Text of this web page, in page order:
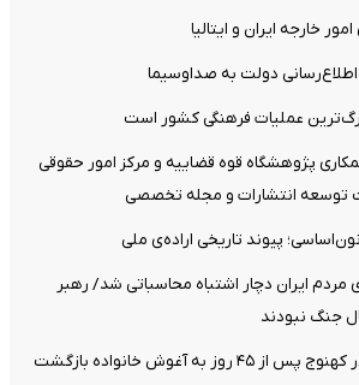
خارجه ایران و ایتالیا
دولت به صداوسیما
عملیات فرهنگی کشور است
پژوهشگاه قوه قضاییه و مرکز امور حقوقی
توسعه انتشارات و مجله تخصصی
پیوند تاریخی اراده‌ی ملی
مردم ایران دچار اشتباه محاسباتی شد/ رهبر
جنگ نبودند
به آغوش خانواده بازگشت